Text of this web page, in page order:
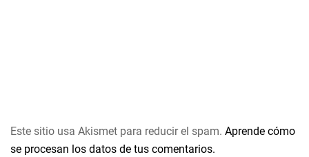
Este sitio usa Akismet para reducir el spam. Aprende cómo
se procesan los datos de tus comentarios.